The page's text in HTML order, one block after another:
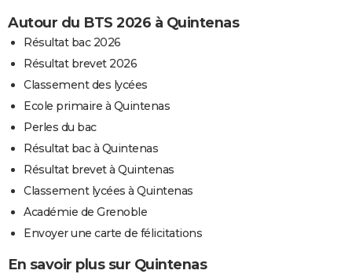
Autour du BTS 2026 à Quintenas
Résultat bac 2026
Résultat brevet 2026
Classement des lycées
Ecole primaire à Quintenas
Perles du bac
Résultat bac à Quintenas
Résultat brevet à Quintenas
Classement lycées à Quintenas
Académie de Grenoble
Envoyer une carte de félicitations
En savoir plus sur Quintenas